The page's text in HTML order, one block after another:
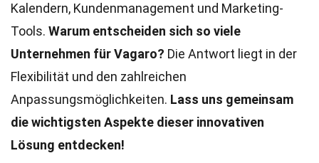
Kalendern, Kundenmanagement und Marketing-
Tools. Warum entscheiden sich so viele
Unternehmen für Vagaro? Die Antwort liegt in der
Flexibilität und den zahlreichen
Anpassungsmöglichkeiten. Lass uns gemeinsam
die wichtigsten Aspekte dieser innovativen
Lösung entdecken!